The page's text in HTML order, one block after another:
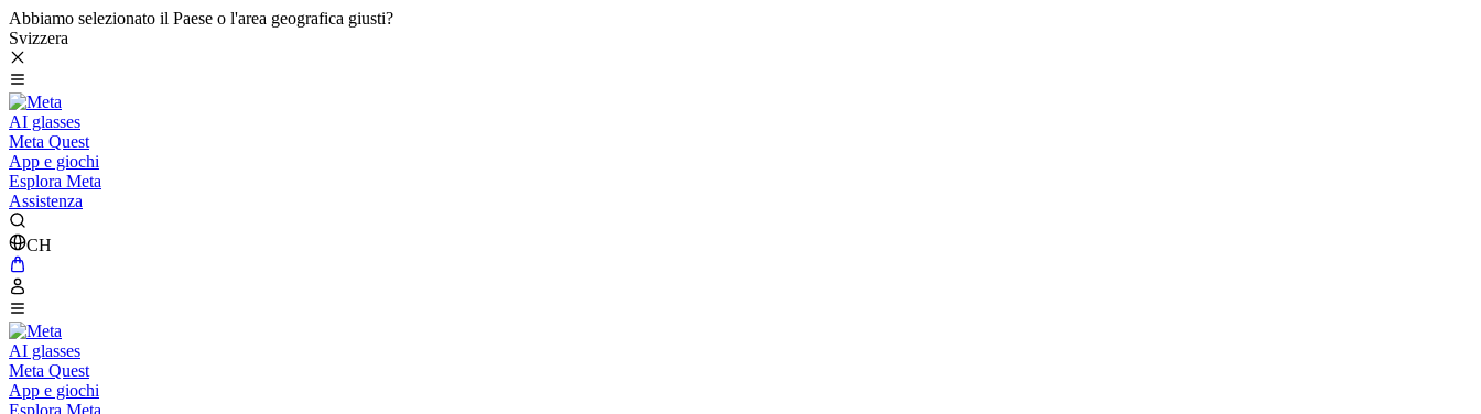
Abbiamo selezionato il Paese o l'area geografica giusti?
Svizzera
AI glasses
Meta Quest
App e giochi
Esplora Meta
Assistenza
CH
AI glasses
Meta Quest
App e giochi
Esplora Meta